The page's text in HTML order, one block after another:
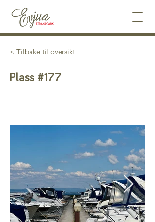
< Tilbake til oversikt
Plass #177